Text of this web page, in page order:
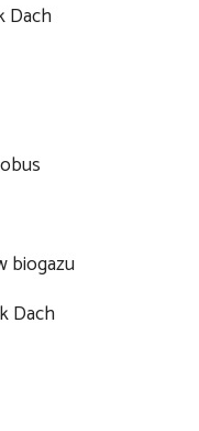
Dach
biogazu
Dach